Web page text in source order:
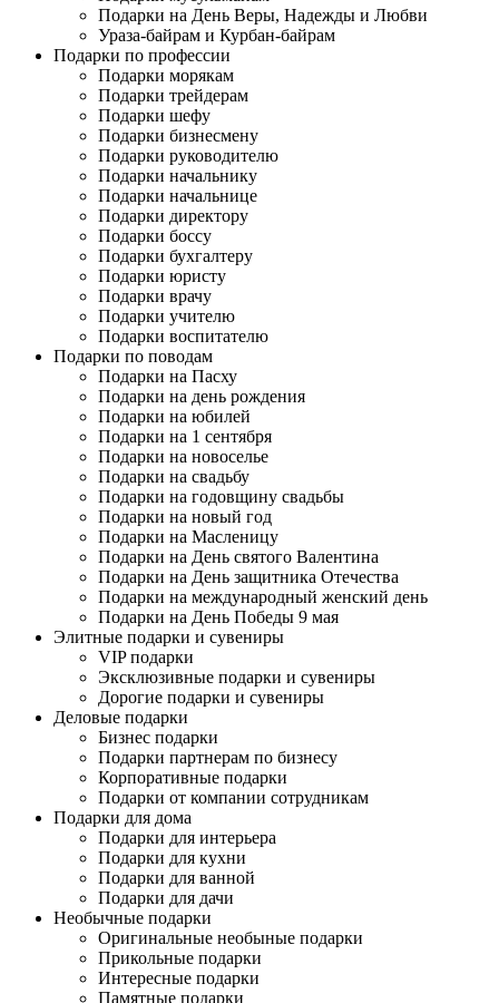
Подарки на День Веры, Надежды и Любви
Ураза-байрам и Курбан-байрам
Подарки по профессии
Подарки морякам
Подарки трейдерам
Подарки шефу
Подарки бизнесмену
Подарки руководителю
Подарки начальнику
Подарки начальнице
Подарки директору
Подарки боссу
Подарки бухгалтеру
Подарки юристу
Подарки врачу
Подарки учителю
Подарки воспитателю
Подарки по поводам
Подарки на Пасху
Подарки на день рождения
Подарки на юбилей
Подарки на 1 сентября
Подарки на новоселье
Подарки на свадьбу
Подарки на годовщину свадьбы
Подарки на новый год
Подарки на Масленицу
Подарки на День святого Валентина
Подарки на День защитника Отечества
Подарки на международный женский день
Подарки на День Победы 9 мая
Элитные подарки и сувениры
VIP подарки
Эксклюзивные подарки и сувениры
Дорогие подарки и сувениры
Деловые подарки
Бизнес подарки
Подарки партнерам по бизнесу
Корпоративные подарки
Подарки от компании сотрудникам
Подарки для дома
Подарки для интерьера
Подарки для кухни
Подарки для ванной
Подарки для дачи
Необычные подарки
Оригинальные необыные подарки
Прикольные подарки
Интересные подарки
Памятные подарки